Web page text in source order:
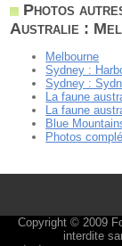
Photos
Australie :
Melbourne
Sydney :
Sydney :
La faune
La faune
Blue
Photos
Copyright © 2009
interdite